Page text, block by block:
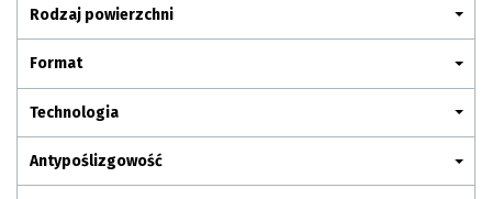
Rodzaj powierzchni
Format
Technologia
Antypoślizgowość
Komunikacja z akcjonariuszami